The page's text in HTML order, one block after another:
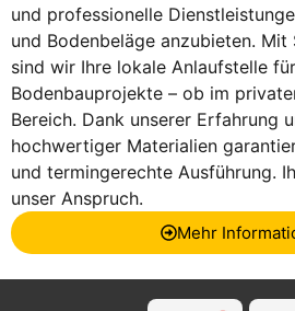
und professionelle
und Bodenbeläge anzubieten.
sind wir Ihre lokale Anlaufstelle
Bodenbauprojekte – ob im
Bereich. Dank unserer Erfahrung
hochwertiger Materialien
und termingerechte Ausführung.
unser Anspruch.
Mehr